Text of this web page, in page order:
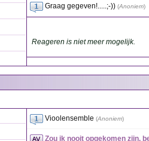
Graag gegeven!.....;-)) (Anoniem)
Reageren is niet meer mogelijk.
Vioolensemble (Anoniem)
Zou ik nooit opgekomen zijn,